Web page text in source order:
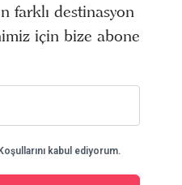
farklı destinasyon
için bize abone
kabul ediyorum.